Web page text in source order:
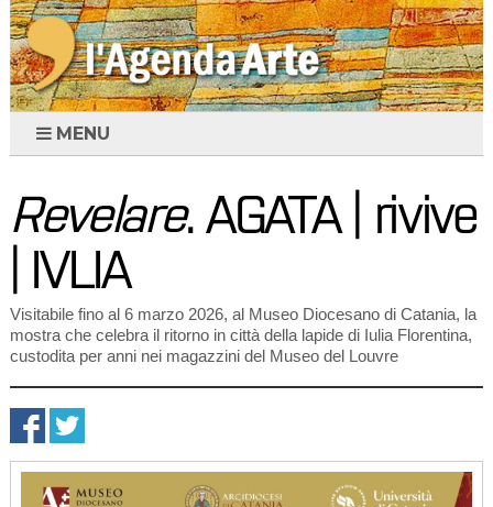
MENU
Revelare. AGATA | rivive
| IVLIA
Visitabile fino al 6 marzo 2026, al Museo Diocesano di Catania, la
mostra che celebra il ritorno in città della lapide di Iulia Florentina,
custodita per anni nei magazzini del Museo del Louvre